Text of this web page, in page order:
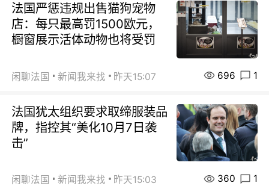
法国严惩违规出售猫狗宠物
店：每只最高罚1500欧元，
橱窗展示活体动物也将受罚
闲聊法国 新闻我来找 昨天15:07 696 1
法国犹太组织要求取缔服装品
牌，指控其“美化10月7日袭
击”
闲聊法国 新闻我来找 昨天15:03 360 1